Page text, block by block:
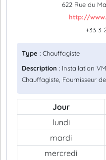
622 Rue du
http://
+33 3
Type : Chauffagiste
Description : Installation
Chauffagiste, Fournisseur
Jour
lundi
mardi
mercredi